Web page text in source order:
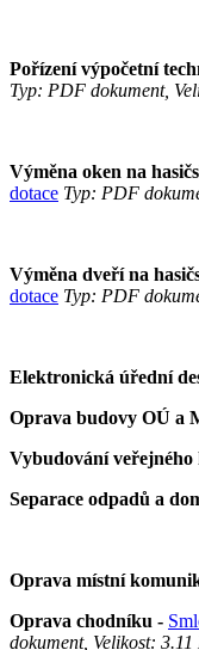
Pořízení výpočetní
Typ: PDF dokument,
Výměna oken na
dotace Typ: PDF
Výměna dveří na
dotace Typ: PDF
Elektronická úřední
Oprava budovy OÚ a
Vybudování veřejného
Separace odpadů a
Oprava místní
Oprava chodníku -
dokument, Velikost: 3.11